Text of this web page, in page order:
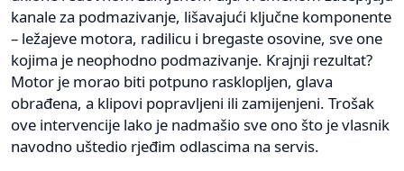
kanale za podmazivanje, lišavajući ključne komponente
– ležajeve motora, radilicu i bregaste osovine, sve one
kojima je neophodno podmazivanje. Krajnji rezultat?
Motor je morao biti potpuno rasklopljen, glava
obrađena, a klipovi popravljeni ili zamijenjeni. Trošak
ove intervencije lako je nadmašio sve ono što je vlasnik
navodno uštedio rjeđim odlascima na servis.